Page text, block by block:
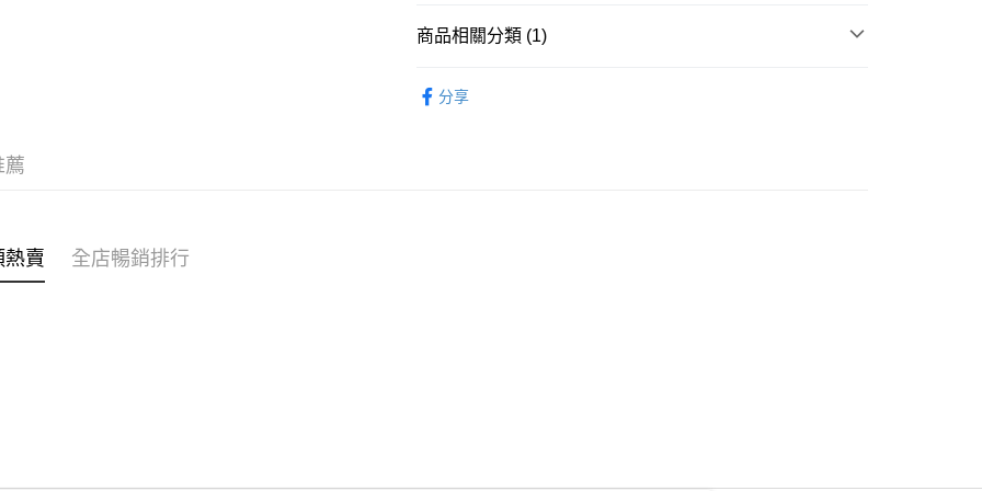
WeChat Pay
送貨方式
商品相關分類 (1)
分享
薦
賣 全店暢銷排行